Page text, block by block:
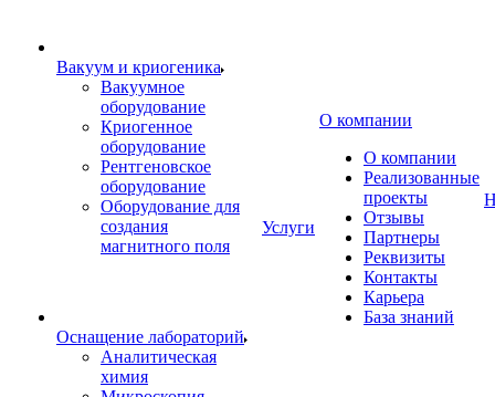
Вакуум и криогеника
Вакуумное
оборудование
Криогенное
оборудование
Рентгеновское
оборудование
Оборудование для
создания
магнитного поля
Оснащение лабораторий
Аналитическая
химия
Услуги
О компании
О компании
Реализованные
проекты
Отзывы
Партнеры
Реквизиты
Контакты
Карьера
База знаний